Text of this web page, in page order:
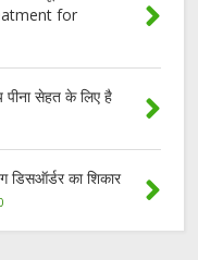
for
सेहत के लिए है
का शिकार